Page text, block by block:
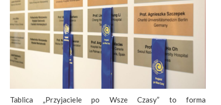
Tablica „Przyjaciele po Wsze Czasy” to forma